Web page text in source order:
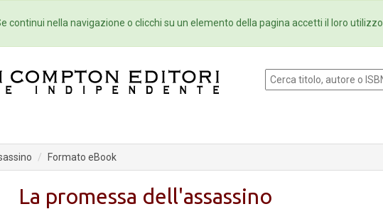
Eventi Collane Newsletter Ebookstore
Formato eBook
La promessa dell'assassino
nella navigazione o clicchi su un elemento della pagina accetti il loro utilizzo.